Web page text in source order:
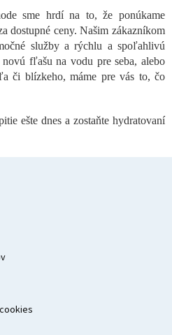
e
p
r
v
k
y
p
sme hrdí na to, že ponúkame
dostupné ceny. Našim zákazníkom
služby a rýchlu a spoľahlivú
fľašu na vodu pre seba, alebo
či blízkeho, máme pre vás to, čo
ešte dnes a zostaňte hydratovaní